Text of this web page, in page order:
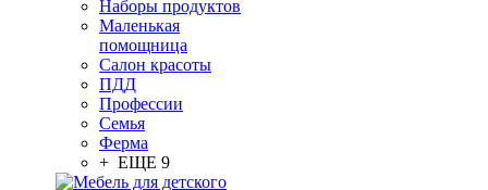
Наборы продуктов
Маленькая
помощница
Салон красоты
ПДД
Профессии
Семья
Ферма
+ ЕЩЕ 9